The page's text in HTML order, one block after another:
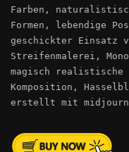
Farben,
Formen, lebendige
geschickter Einsatz
Streifenmalerei,
magisch realistische
Komposition,
erstellt mit